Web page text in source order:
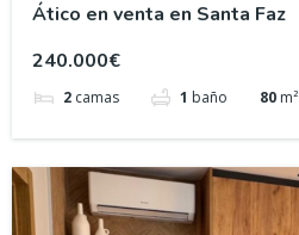
Ático en venta en Santa Faz
240.000€
2 camas 1 baño 80 m²